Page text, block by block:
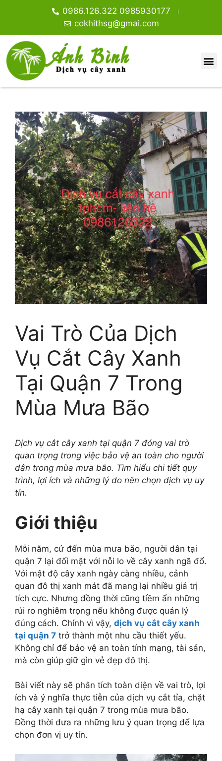
0986.126.322 0985930177
cokhithsg@gmai.com
Vai Trò Của Dịch
Vụ Cắt Cây Xanh
Tại Quận 7 Trong
Mùa Mưa Bão
Dịch vụ cắt cây xanh tại quận 7 đóng vai trò
quan trọng trong việc bảo vệ an toàn cho người
dân trong mùa mưa bão. Tìm hiểu chi tiết quy
trình, lợi ích và những lý do nên chọn dịch vụ uy
tín.
Giới thiệu
Mỗi năm, cứ đến mùa mưa bão, người dân tại
quận 7 lại đối mặt với nỗi lo về cây xanh ngã đổ.
Với mật độ cây xanh ngày càng nhiều, cảnh
quan đô thị xanh mát đã mang lại nhiều giá trị
tích cực. Nhưng đồng thời cũng tiềm ẩn những
rủi ro nghiêm trọng nếu không được quản lý
đúng cách. Chính vì vậy, dịch vụ cắt cây xanh
tại quận 7 trở thành một nhu cầu thiết yếu.
Không chỉ để bảo vệ an toàn tính mạng, tài sản,
mà còn giúp giữ gìn vẻ đẹp đô thị.
Bài viết này sẽ phân tích toàn diện về vai trò, lợi
ích và ý nghĩa thực tiễn của dịch vụ cắt tỉa, chặt
hạ cây xanh tại quận 7 trong mùa mưa bão.
Đồng thời đưa ra những lưu ý quan trọng để lựa
chọn đơn vị uy tín.